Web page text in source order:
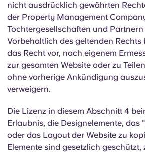
nicht ausdrücklich gewährten
der Property Management
Tochtergesellschaften und
Vorbehaltlich des geltenden
das Recht vor, nach eigenem
zur gesamten Website oder zu
ohne vorherige Ankündigung
verweigern.
Die Lizenz in diesem Abschnitt 4
Erlaubnis, die Designelemente, das
oder das Layout der Website zu
Elemente sind gesetzlich geschützt,